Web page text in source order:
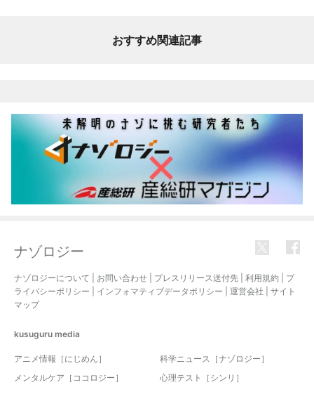
おすすめ関連記事
ナゾロジー
ナゾロジーについて お問い合わせ プレスリリース送付先 利用規約
プ
ライバシーポリシー
インフォマティブデータポリシー 運営会社
サイト
マップ
kusuguru media
アニメ情報［にじめん］
科学ニュース［ナゾロジー］
メンタルケア［ココロジー］
心理テスト［シンリ］